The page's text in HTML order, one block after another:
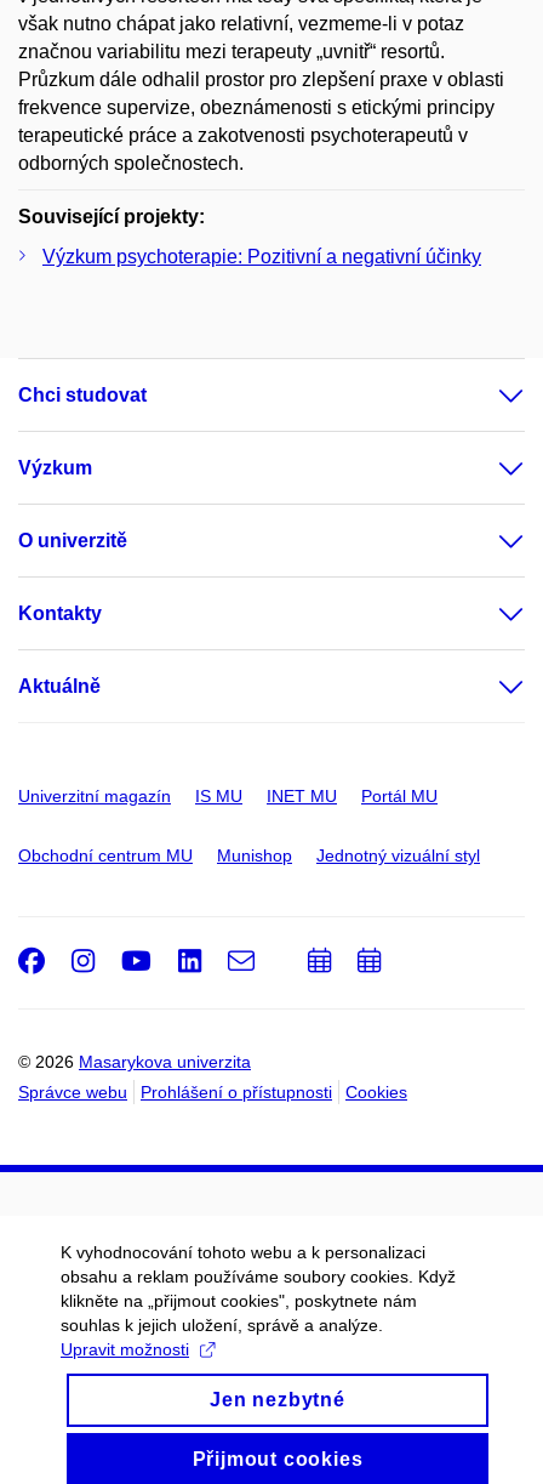
však nutno chápat jako relativní, vezmeme-li v potaz
značnou variabilitu mezi terapeuty „uvnitř“ resortů.
Průzkum dále odhalil prostor pro zlepšení praxe v oblasti
frekvence supervize, obeznámenosti s etickými principy
terapeutické práce a zakotvenosti psychoterapeutů v
odborných společnostech.
Související projekty:
Výzkum psychoterapie: Pozitivní a negativní účinky
Chci studovat
Výzkum
O univerzitě
Kontakty
Aktuálně
Univerzitní magazín IS MU INET MU Portál MU
Obchodní centrum MU Munishop Jednotný vizuální styl
© 2026 Masarykova univerzita
Správce webu
Prohlášení o přístupnosti Cookies
Facebook
Instagram
Youtube
LinkedIn
e-
PřidatPřidat
K vyhodnocování tohoto webu a k personalizaci
obsahu a reklam používáme soubory cookies. Když
klikněte na „přijmout cookies", poskytnete nám
souhlas k jejich uložení, správě a analýze.
Upravit možnosti
Jen nezbytné
Přijmout cookies